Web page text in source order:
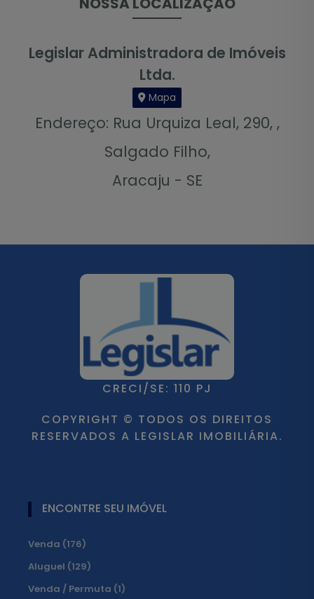
Legislar Administradora de Imóveis
Ltda.
Mapa
Endereço: Rua Urquiza Leal, 290, ,
Salgado Filho,
Aracaju - SE
CRECI/SE: 110 PJ
COPYRIGHT © TODOS OS DIREITOS
RESERVADOS A LEGISLAR IMOBILIÁRIA.
ENCONTRE SEU IMÓVEL
Venda (176)
Aluguel (129)
Venda / Permuta (1)